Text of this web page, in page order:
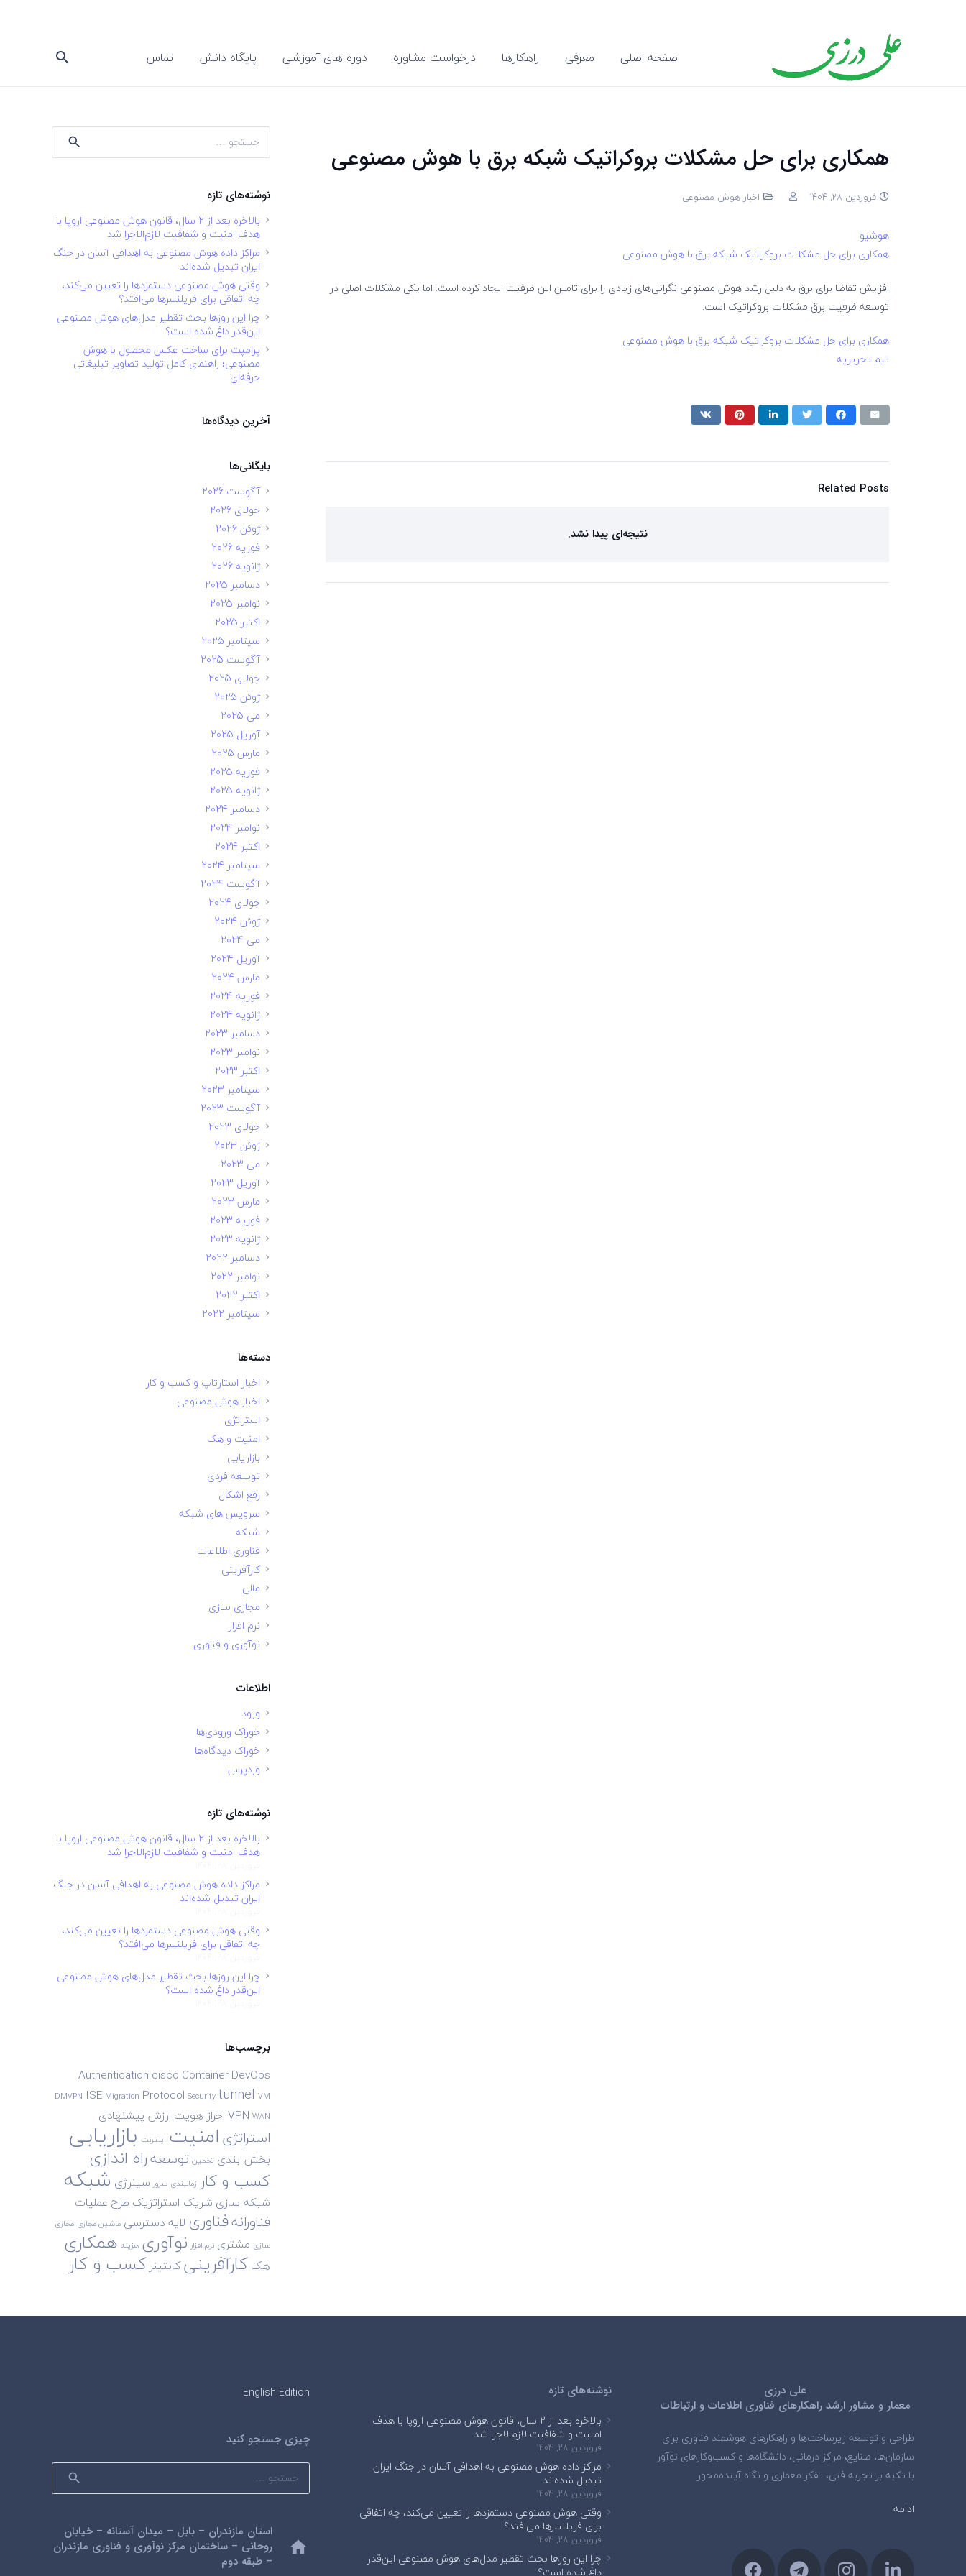
صفحه اصلی معرفی راهکارها درخواست مشاوره دوره های آموزشی پایگاه دانش تماس search
همکاری برای حل مشکلات بروکراتیک شبکه برق با هوش مصنوعی
فروردین 28, 1404 اخبار هوش مصنوعی
هوشیو
همکاری برای حل مشکلات بروکراتیک شبکه برق با هوش مصنوعی
افزایش تقاضا برای برق به دلیل رشد هوش مصنوعی نگرانی‌های زیادی را برای تامین این ظرفیت ایجاد کرده است. اما یکی مشکلات اصلی در
توسعه ظرفیت برق مشکلات بروکراتیک است.
همکاری برای حل مشکلات بروکراتیک شبکه برق با هوش مصنوعی
تیم تحریریه
Related Posts
نتیجه‌ای پیدا نشد.
جستجو
برای:
نوشته‌های تازه
بالاخره بعد از ۲ سال، قانون هوش مصنوعی اروپا با
هدف امنیت و شفافیت لازم‌الاجرا شد
مراکز داده هوش مصنوعی به اهدافی آسان در جنگ
ایران تبدیل شده‌اند
وقتی هوش مصنوعی دستمزدها را تعیین می‌کند،
چه اتفاقی برای فریلنسرها می‌افتد؟
چرا این روزها بحث تقطیر مدل‌های هوش مصنوعی
این‌قدر داغ شده است؟
پرامپت برای ساخت عکس محصول با هوش
مصنوعی؛ راهنمای کامل تولید تصاویر تبلیغاتی
حرفه‌ای
آخرین دیدگاه‌ها
بایگانی‌ها
آگوست 2026
جولای 2026
ژوئن 2026
فوریه 2026
ژانویه 2026
دسامبر 2025
نوامبر 2025
اکتبر 2025
سپتامبر 2025
آگوست 2025
جولای 2025
ژوئن 2025
می 2025
آوریل 2025
مارس 2025
فوریه 2025
ژانویه 2025
دسامبر 2024
نوامبر 2024
اکتبر 2024
سپتامبر 2024
آگوست 2024
جولای 2024
ژوئن 2024
می 2024
آوریل 2024
مارس 2024
فوریه 2024
ژانویه 2024
دسامبر 2023
نوامبر 2023
اکتبر 2023
سپتامبر 2023
آگوست 2023
جولای 2023
ژوئن 2023
می 2023
آوریل 2023
مارس 2023
فوریه 2023
ژانویه 2023
دسامبر 2022
نوامبر 2022
اکتبر 2022
سپتامبر 2022
دسته‌ها
اخبار استارتاپ و کسب و کار
اخبار هوش مصنوعی
استراتژی
امنیت و هک
بازاریابی
توسعه فردی
رفع اشکال
سرویس های شبکه
شبکه
فناوری اطلاعات
کارآفرینی
مالی
مجازی سازی
نرم افزار
نوآوری و فناوری
اطلاعات
ورود
خوراک ورودی‌ها
خوراک دیدگاه‌ها
وردپرس
نوشته‌های تازه
بالاخره بعد از ۲ سال، قانون هوش مصنوعی اروپا با
هدف امنیت و شفافیت لازم‌الاجرا شد
مراکز داده هوش مصنوعی به اهدافی آسان در جنگ
ایران تبدیل شده‌اند
وقتی هوش مصنوعی دستمزدها را تعیین می‌کند،
چه اتفاقی برای فریلنسرها می‌افتد؟
چرا این روزها بحث تقطیر مدل‌های هوش مصنوعی
این‌قدر داغ شده است؟
برچسب‌ها
Authentication cisco ContainerDevOps
DMVPN ISE Migration Protocol Security tunnel VM
VPN WAN احراز هویت ارزش پیشنهادی
استراتژی امنیت اینترنت بازاریابی
بخش بندی تخمین توسعهراه اندازی
کسب و کار زمانبندی سرور سینرژی شبکه
شبکه سازی شریک استراتژیک طرح عملیات
فناورانهفناوری لایه دسترسی ماشین مجازی مجازی
سازی مشتری نرم افزار نوآوری هزینه همکاری
هککارآفرینیکانتینر کسب و کار
علی درزی
معمار و مشاور ارشد راهکارهای فناوری اطلاعات و ارتباطات
طراحی و توسعه زیرساخت‌ها و راهکارهای هوشمند فناوری برای
سازمان‌ها، صنایع، مراکز درمانی، دانشگاه‌ها و کسب‌وکارهای نوآور
با تکیه بر تجربه فنی، تفکر معماری و نگاه آینده‌محور
ادامه
نوشته‌های تازه
بالاخره بعد از ۲ سال، قانون هوش مصنوعی اروپا با هدف
امنیت و شفافیت لازم‌الاجرا شد
فروردین 28, 1404
مراکز داده هوش مصنوعی به اهدافی آسان در جنگ ایران
تبدیل شده‌اند
فروردین 28, 1404
وقتی هوش مصنوعی دستمزدها را تعیین می‌کند، چه اتفاقی
برای فریلنسرها می‌افتد؟
فروردین 28, 1404
چرا این روزها بحث تقطیر مدل‌های هوش مصنوعی این‌قدر
داغ شده است؟
English Edition
چیزی جستجو کنید
جستجو
برای:
home
استان مازندران – بابل – میدان آستانه – خیابان
روحانی – ساختمان مرکز نوآوری و فناوری مازندران
– طبقه دوم